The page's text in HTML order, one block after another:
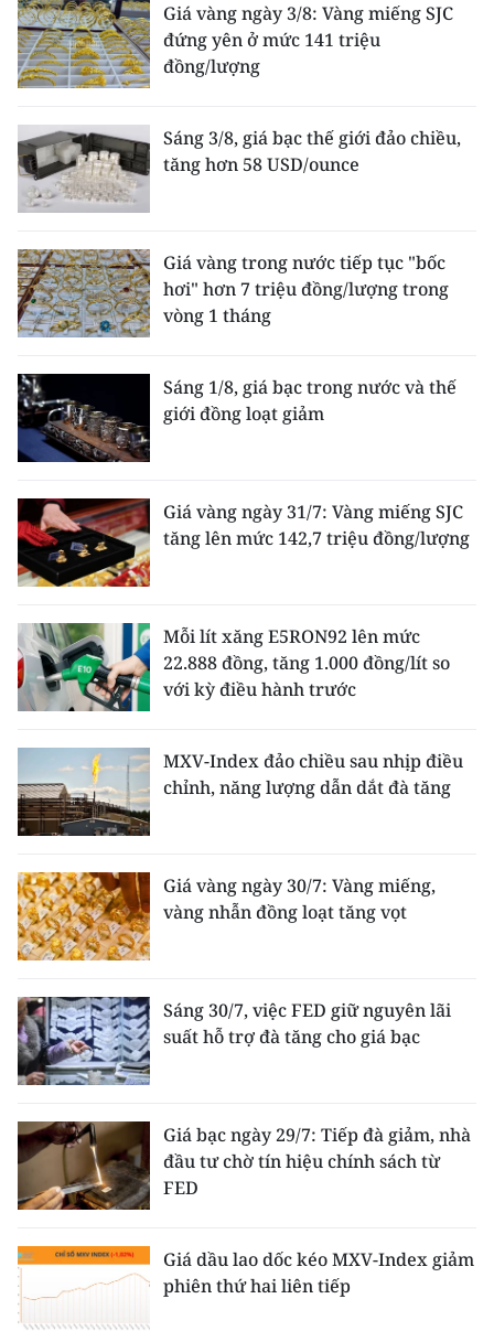
Giá vàng ngày 3/8: Vàng miếng SJC
đứng yên ở mức 141 triệu
đồng/lượng
Sáng 3/8, giá bạc thế giới đảo chiều,
tăng hơn 58 USD/ounce
Giá vàng trong nước tiếp tục "bốc
hơi" hơn 7 triệu đồng/lượng trong
vòng 1 tháng
Sáng 1/8, giá bạc trong nước và thế
giới đồng loạt giảm
Giá vàng ngày 31/7: Vàng miếng SJC
tăng lên mức 142,7 triệu đồng/lượng
Mỗi lít xăng E5RON92 lên mức
22.888 đồng, tăng 1.000 đồng/lít so
với kỳ điều hành trước
MXV-Index đảo chiều sau nhịp điều
chỉnh, năng lượng dẫn dắt đà tăng
Giá vàng ngày 30/7: Vàng miếng,
vàng nhẫn đồng loạt tăng vọt
Sáng 30/7, việc FED giữ nguyên lãi
suất hỗ trợ đà tăng cho giá bạc
Giá bạc ngày 29/7: Tiếp đà giảm, nhà
đầu tư chờ tín hiệu chính sách từ
FED
Giá dầu lao dốc kéo MXV-Index giảm
phiên thứ hai liên tiếp